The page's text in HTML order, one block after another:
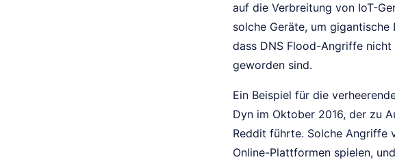
auf die Verbreitung von IoT-
solche Geräte, um
dass DNS Flood-Angriffe
geworden sind.
Ein Beispiel für die
Dyn im Oktober 2016, der zu
Reddit führte. Solche Angriffe
Online-Plattformen spielen,